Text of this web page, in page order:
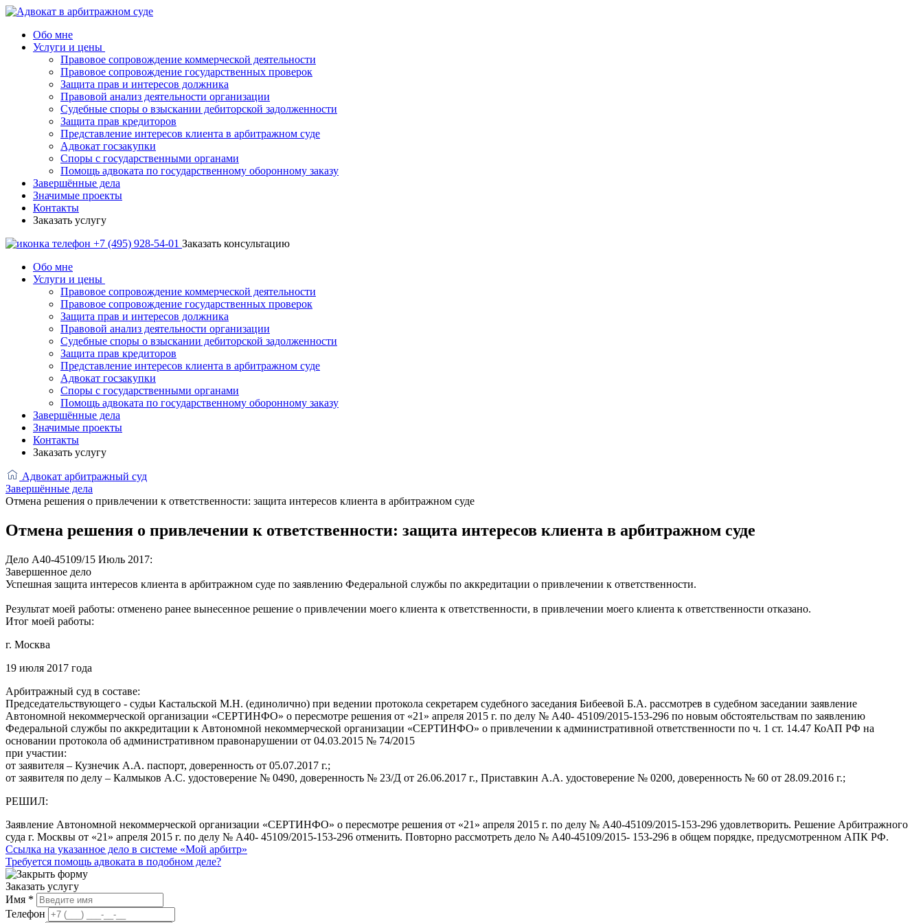
Обо мне
Услуги и цены
Правовое сопровождение коммерческой деятельности
Правовое сопровождение государственных проверок
Защита прав и интересов должника
Правовой анализ деятельности организации
Судебные споры о взыскании дебиторской задолженности
Защита прав кредиторов
Представление интересов клиента в арбитражном суде
Адвокат госзакупки
Споры с государственными органами
Помощь адвоката по государственному оборонному заказу
Завершённые дела
Значимые проекты
Контакты
Заказать услугу
+7 (495) 928-54-01 Заказать консультацию
Обо мне
Услуги и цены
Правовое сопровождение коммерческой деятельности
Правовое сопровождение государственных проверок
Защита прав и интересов должника
Правовой анализ деятельности организации
Судебные споры о взыскании дебиторской задолженности
Защита прав кредиторов
Представление интересов клиента в арбитражном суде
Адвокат госзакупки
Споры с государственными органами
Помощь адвоката по государственному оборонному заказу
Завершённые дела
Значимые проекты
Контакты
Заказать услугу
Адвокат арбитражный суд
Завершённые дела
Отмена решения о привлечении к ответственности: защита интересов клиента в арбитражном суде
Отмена решения о привлечении к ответственности: защита интересов клиента в арбитражном суде
Дело А40-45109/15 Июль 2017:
Завершенное дело
Успешная защита интересов клиента в арбитражном суде по заявлению Федеральной службы по аккредитации о привлечении к ответственности.
Результат моей работы: отменено ранее вынесенное решение о привлечении моего клиента к ответственности, в привлечении моего клиента к ответственности отказано.
Итог моей работы:
г. Москва
19 июля 2017 года
Арбитражный суд в составе:
Председательствующего - судьи Кастальской М.Н. (единолично) при ведении протокола секретарем судебного заседания Бибеевой Б.А. рассмотрев в судебном заседании заявление
Автономной некоммерческой организации «СЕРТИНФО» о пересмотре решения от «21» апреля 2015 г. по делу № А40- 45109/2015-153-296 по новым обстоятельствам по заявлению
Федеральной службы по аккредитации к Автономной некоммерческой организации «СЕРТИНФО» о привлечении к административной ответственности по ч. 1 ст. 14.47 КоАП РФ на
основании протокола об административном правонарушении от 04.03.2015 № 74/2015
при участии:
от заявителя – Кузнечик А.А. паспорт, доверенность от 05.07.2017 г.;
от заявителя по делу – Калмыков А.С. удостоверение № 0490, доверенность № 23/Д от 26.06.2017 г., Приставкин А.А. удостоверение № 0200, доверенность № 60 от 28.09.2016 г.;
РЕШИЛ:
Заявление Автономной некоммерческой организации «СЕРТИНФО» о пересмотре решения от «21» апреля 2015 г. по делу № А40-45109/2015-153-296 удовлетворить. Решение Арбитражного
суда г. Москвы от «21» апреля 2015 г. по делу № А40- 45109/2015-153-296 отменить. Повторно рассмотреть дело № А40-45109/2015- 153-296 в общем порядке, предусмотренном АПК РФ.
Ссылка на указанное дело в системе «Мой арбитр»
Требуется помощь адвоката в подобном деле?
Заказать услугу
Имя *
Телефон